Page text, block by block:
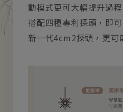
動模式更可大幅提升過
搭配四種專利探頭，即
新一代4cm2探頭，更可